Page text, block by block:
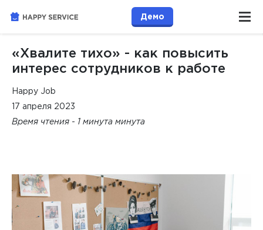
Демо
«Хвалите тихо» - как повысить
интерес сотрудников к работе
Happy Job
17 апреля 2023
Время чтения - 1 минута минута